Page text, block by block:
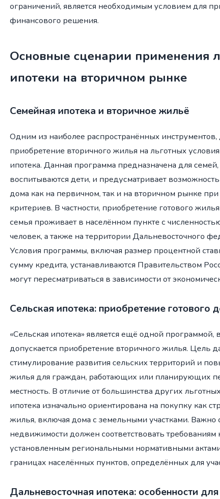
ограничений, является необходимым условием для
финансового решения.
Основные сценарии применения
ипотеки на вторичном рынке
Семейная ипотека и вторичное жильё
Одним из наиболее распространённых
приобретение вторичного жилья на льготных
ипотека. Данная программа предназначена для
воспитываются дети, и предусматривает
дома как на первичном, так и на вторичном рынке
критериев. В частности, приобретение готового
семья проживает в населённом пункте с
человек, а также на территории Дальневосточного
Условия программы, включая размер процентной
сумму кредита, устанавливаются Правительством
могут пересматриваться в зависимости от
Сельская ипотека: приобретение готового
«Сельская ипотека» является ещё одной программой,
допускается приобретение вторичного жилья. Цель
стимулирование развития сельских территорий и
жилья для граждан, работающих или планирующих
местность. В отличие от большинства других
ипотека изначально ориентирована на покупку как
жилья, включая дома с земельными участками. Важно
недвижимости должен соответствовать требованиям
установленным региональными нормативными
границах населённых пунктов, определённых для
Дальневосточная ипотека: особенности